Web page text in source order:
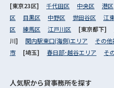
[東京23区] 千代田区 中央区 港区
区
目黒区 中野区 世田谷区 江
区
練馬区 江戸川区 [東京都下]
川] 関内駅東口(海側)エリア その
市
[埼玉] 春日部･越谷エリア そ
人気駅から貸事務所を探す